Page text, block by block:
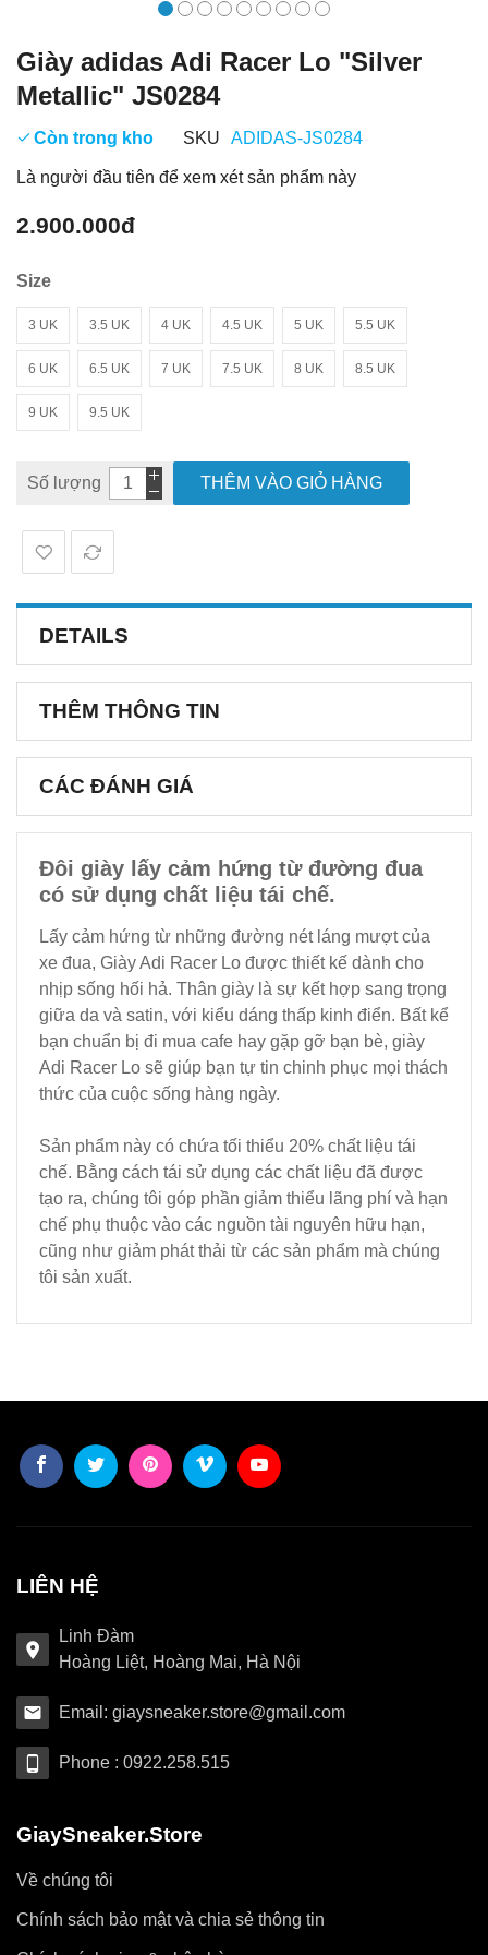
Giày adidas Adi Racer Lo "Silver
Metallic" JS0284
Còn trong kho SKU ADIDAS-JS0284
Là người đầu tiên để xem xét sản phẩm này
2.900.000đ
Size
3 UK 3.5 UK 4 UK 4.5 UK 5 UK 5.5 UK
6 UK 6.5 UK 7 UK 7.5 UK 8 UK 8.5 UK
9 UK 9.5 UK
Số lượng THÊM VÀO GIỎ HÀNG
DETAILS
THÊM THÔNG TIN
CÁC ĐÁNH GIÁ
Đôi giày lấy cảm hứng từ đường đua
có sử dụng chất liệu tái chế.
Lấy cảm hứng từ những đường nét láng mượt của
xe đua, Giày Adi Racer Lo được thiết kế dành cho
nhịp sống hối hả. Thân giày là sự kết hợp sang trọng
giữa da và satin, với kiểu dáng thấp kinh điển. Bất kể
bạn chuẩn bị đi mua cafe hay gặp gỡ bạn bè, giày
Adi Racer Lo sẽ giúp bạn tự tin chinh phục mọi thách
thức của cuộc sống hàng ngày.
Sản phẩm này có chứa tối thiểu 20% chất liệu tái
chế. Bằng cách tái sử dụng các chất liệu đã được
tạo ra, chúng tôi góp phần giảm thiểu lãng phí và hạn
chế phụ thuộc vào các nguồn tài nguyên hữu hạn,
cũng như giảm phát thải từ các sản phẩm mà chúng
tôi sản xuất.
LIÊN HỆ
Linh Đàm
Hoàng Liệt, Hoàng Mai, Hà Nội
Email: giaysneaker.store@gmail.com
Phone : 0922.258.515
GiaySneaker.Store
Về chúng tôi
Chính sách bảo mật và chia sẻ thông tin